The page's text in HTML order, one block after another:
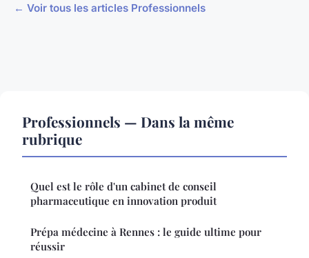
← Voir tous les articles Professionnels
Professionnels — Dans la même
rubrique
Quel est le rôle d'un cabinet de conseil
pharmaceutique en innovation produit
Prépa médecine à Rennes : le guide ultime pour
réussir